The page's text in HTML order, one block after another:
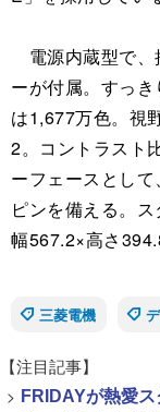
電源内蔵型で、
ーが付属。すっ
は1,677万色。視
2。コントラスト
ーフェースとし
ピンを備える。
幅567.2×高さ
三菱電機
【注目記事】
> FRIDAYが熱愛